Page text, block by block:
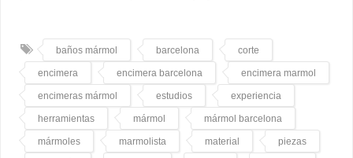
baños mármol barcelona corte
encimera encimera barcelona encimera marmol
encimeras mármol estudios experiencia
herramientas mármol mármol barcelona
mármoles marmolista material piezas